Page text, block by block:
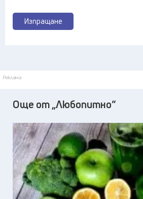
Изпращане
Реклама
Още от „Любопитно“